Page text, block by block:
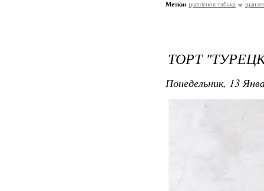
Метки: цыпленок табака
ТОРТ
Понедельник, 13